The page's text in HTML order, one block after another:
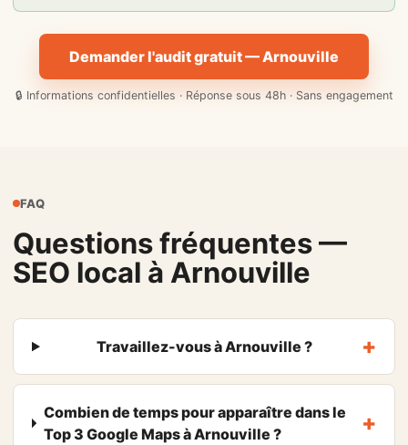
Demander l'audit gratuit — Arnouville
🔒 Informations confidentielles · Réponse sous 48h · Sans engagement
FAQ
Questions fréquentes —
SEO local à Arnouville
Travaillez-vous à Arnouville ?
Combien de temps pour apparaître dans le
Top 3 Google Maps à Arnouville ?